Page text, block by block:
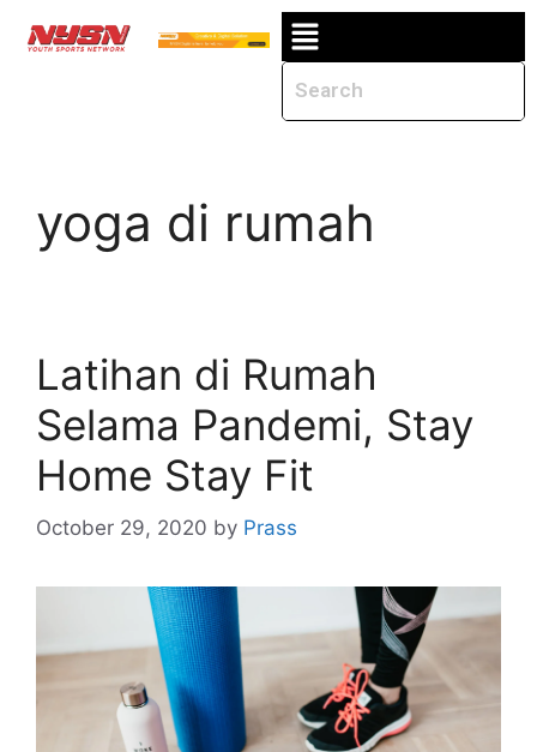
yoga di rumah
Latihan di Rumah
Selama Pandemi, Stay
Home Stay Fit
October 29, 2020 by Prass